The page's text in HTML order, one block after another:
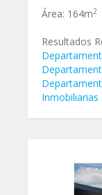
Área: 164m2
Resultados
Inmobiliarias